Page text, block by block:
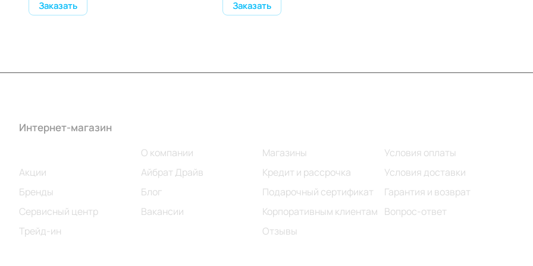
Заказать Заказать
Интернет-магазин
Акции
Бренды
Сервисный центр
Трейд-ин
О компании
Айбрат Драйв
Блог
Вакансии
Магазины
Кредит и рассрочка
Подарочный сертификат
Корпоративным клиентам
Отзывы
Условия оплаты
Условия доставки
Гарантия и возврат
Вопрос-ответ